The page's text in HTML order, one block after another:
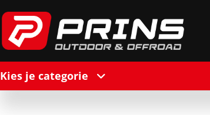
Kies je categorie